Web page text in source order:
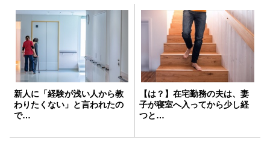
新人に「経験が浅い人から教
わりたくない」と言われたの
で…
【は？】在宅勤務の夫は、妻
子が寝室へ入ってから少し経
つと…